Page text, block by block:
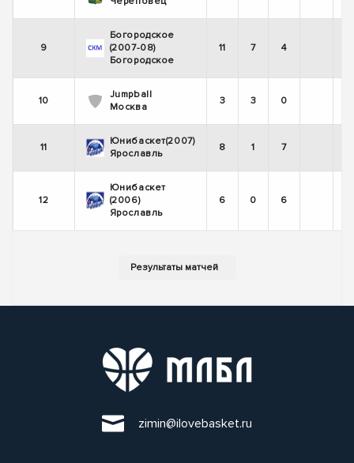
9
Богородское
(2007-08)
Богородское
11 7 4
10
Jumpball
Москва
3 3 0
11
Юнибаскет(2007)
Ярославль
8 1 7
12
Юнибаскет
(2006)
Ярославль
6 0 6
zimin@ilovebasket.ru